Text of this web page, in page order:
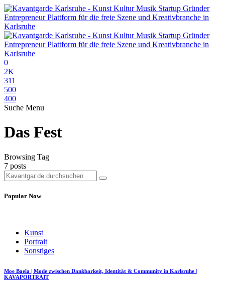
0
2K
311
500
400
Suche Menu
Das Fest
Browsing Tag
7 posts
Popular Now
Kunst
Portrait
Sonstiges
Moe Baela | Mode zwischen Dankbarkeit, Identität & Community in Karlsruhe |
KAVAPORTRAIT